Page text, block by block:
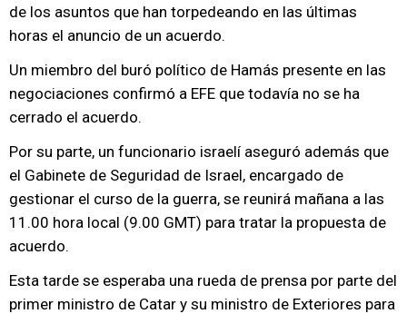
de los asuntos que han torpedeando en las últimas
horas el anuncio de un acuerdo.
Un miembro del buró político de Hamás presente en las
negociaciones confirmó a EFE que todavía no se ha
cerrado el acuerdo.
Por su parte, un funcionario israelí aseguró además que
el Gabinete de Seguridad de Israel, encargado de
gestionar el curso de la guerra, se reunirá mañana a las
11.00 hora local (9.00 GMT) para tratar la propuesta de
acuerdo.
Esta tarde se esperaba una rueda de prensa por parte del
primer ministro de Catar y su ministro de Exteriores para